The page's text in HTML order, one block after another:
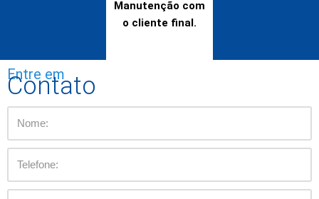
Manutenção com
o cliente final.
Entre em
Contato